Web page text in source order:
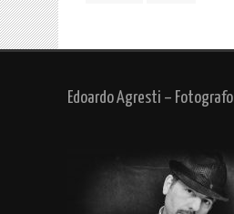
Edoardo Agresti – Fotografo